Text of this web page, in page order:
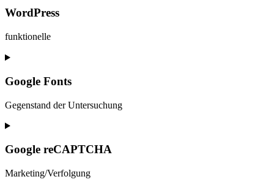
WordPress
funktionelle
Consent
service
wordpress
Google Fonts
Gegenstand der Untersuchung
Consent
service
google-
fonts
Google reCAPTCHA
Marketing/Verfolgung